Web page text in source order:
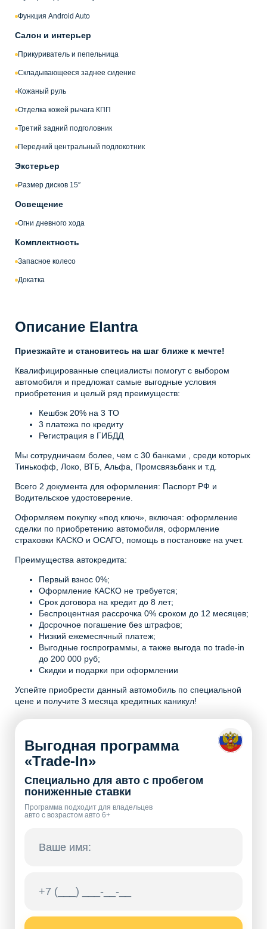
Функция Android Auto
Салон и интерьер
Прикуриватель и пепельница
Складывающееся заднее сидение
Кожаный руль
Отделка кожей рычага КПП
Третий задний подголовник
Передний центральный подлокотник
Экстерьер
Размер дисков 15″
Освещение
Огни дневного хода
Комплектность
Запасное колесо
Докатка
Описание Elantra
Приезжайте и становитесь на шаг ближе к мечте!
Квалифицированные специалисты помогут с выбором
автомобиля и предложат самые выгодные условия
приобретения и целый ряд преимуществ:
Кешбэк 20% на 3 ТО
3 платежа по кредиту
Регистрация в ГИБДД
Мы сотрудничаем более, чем с 30 банками , среди которых
Тинькофф, Локо, ВТБ, Альфа, Промсвязьбанк и т.д.
Всего 2 документа для оформления: Паспорт РФ и
Водительское удостоверение.
Оформляем покупку «под ключ», включая: оформление
сделки по приобретению автомобиля, оформление
страховки КАСКО и ОСАГО, помощь в постановке на учет.
Преимущества автокредита:
Первый взнос 0%;
Оформление КАСКО не требуется;
Срок договора на кредит до 8 лет;
Беспроцентная рассрочка 0% сроком до 12 месяцев;
Досрочное погашение без штрафов;
Низкий ежемесячный платеж;
Выгодные госпрограммы, а также выгода по trade-in
до 200 000 руб;
Скидки и подарки при оформлении
Успейте приобрести данный автомобиль по специальной
цене и получите 3 месяца кредитных каникул!
Выгодная программа
«Trade-In»
Специально для авто с пробегом
пониженные ставки
Программа подходит для владельцев
авто с возрастом авто 6+